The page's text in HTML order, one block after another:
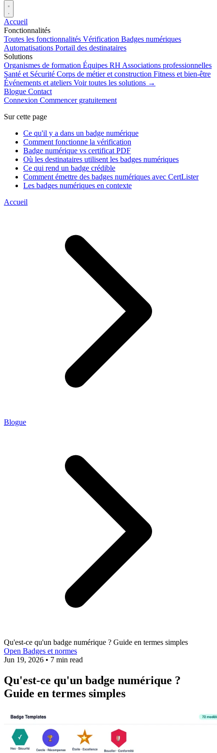
Accueil
Fonctionnalités
Toutes les fonctionnalités Vérification Badges numériques
Automatisations Portail des destinataires
Solutions
Organismes de formation Équipes RH Associations professionnelles
Santé et Sécurité Corps de métier et construction Fitness et bien-être
Événements et ateliers Voir toutes les solutions →
Blogue Contact
Connexion Commencer gratuitement
Sur cette page
Ce qu'il y a dans un badge numérique
Comment fonctionne la vérification
Badge numérique vs certificat PDF
Où les destinataires utilisent les badges numériques
Ce qui rend un badge crédible
Comment émettre des badges numériques avec CertLister
Les badges numériques en contexte
Accueil
Blogue
Qu'est-ce qu'un badge numérique ? Guide en termes simples
Open Badges et normes
Jun 19, 2026 • 7 min read
Qu'est-ce qu'un badge numérique ?
Guide en termes simples